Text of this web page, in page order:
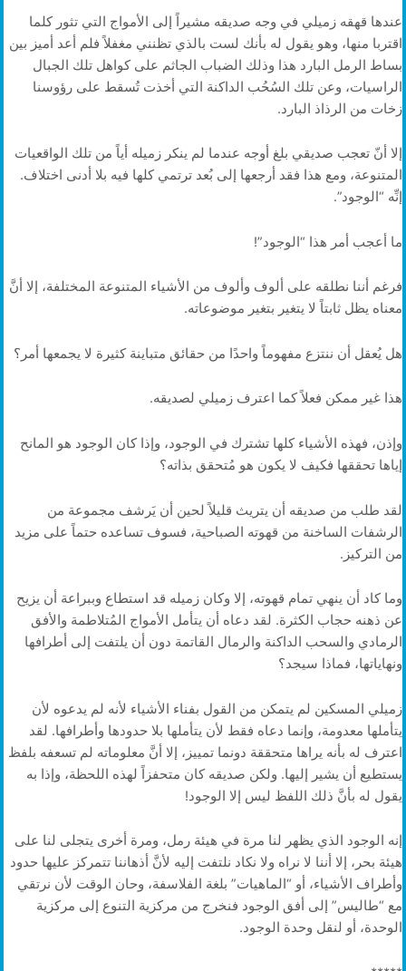
عندها قهقه زميلي في وجه صديقه مشيراً إلى الأمواج التي تثور كلما
اقتربا منها، وهو يقول له بأنك لست بالذي تظنني مغفلاً فلم أعد أميز بين
بساط الرمل البارد هذا وذلك الضباب الجاثم على كواهل تلك الجبال
الراسيات، وعن تلك السُحُب الداكنة التي أخذت تُسقط على رؤوسنا
زخات من الرذاذ البارد.
إلا أنّ تعجب صديقي بلغ أوجه عندما لم ينكر زميله أياً من تلك الواقعيات
المتنوعة، ومع هذا فقد أرجعها إلى بُعد ترتمي كلها فيه بلا أدنى اختلاف.
إنِّه “الوجود”.
ما أعجب أمر هذا “الوجود”!
فرغم أننا نطلقه على ألوف وألوف من الأشياء المتنوعة المختلفة، إلا أنَّ
معناه يظل ثابتاً لا يتغير بتغير موضوعاته.
هل يُعقل أن ننتزع مفهوماً واحدًا من حقائق متباينة كثيرة لا يجمعها أمر؟
هذا غير ممكن فعلاً كما اعترف زميلي لصديقه.
وإذن، فهذه الأشياء كلها تشترك في الوجود، وإذا كان الوجود هو المانح
إياها تحققها فكيف لا يكون هو مُتحقق بذاته؟
لقد طلب من صديقه أن يتريث قليلاً لحين أن يَرشف مجموعة من
الرشفات الساخنة من قهوته الصباحية، فسوف تساعده حتماً على مزيد
من التركيز.
وما كاد أن ينهي تمام قهوته، إلا وكان زميله قد استطاع وببراعة أن يزيح
عن ذهنه حجاب الكثرة. لقد دعاه أن يتأمل الأمواج المُتلاطمة والأفق
الرمادي والسحب الداكنة والرمال القاتمة دون أن يلتفت إلى أطرافها
ونهاياتها، فماذا سيجد؟
زميلي المسكين لم يتمكن من القول بفناء الأشياء لأنه لم يدعوه لأن
يتأملها معدومة، وإنما دعاه فقط لأن يتأملها بلا حدودها وأطرافها. لقد
اعترف له بأنه يراها متحققة دونما تمييز، إلا أنَّ معلوماته لم تسعفه بلفظ
يستطيع أن يشير إليها. ولكن صديقه كان متحفزاً لهذه اللحظة، وإذا به
يقول له بأنَّ ذلك اللفظ ليس إلا الوجود!
إنه الوجود الذي يظهر لنا مرة في هيئة رمل، ومرة أخرى يتجلى لنا على
هيئة بحر، إلا أننا لا نراه ولا نكاد نلتفت إليه لأنَّ أذهاننا تتمركز عليها حدود
وأطراف الأشياء، أو “الماهيات” بلغة الفلاسفة، وحان الوقت لأن نرتقي
مع “طاليس” إلى أفق الوجود فنخرج من مركزية التنوع إلى مركزية
الوحدة، أو لنقل وحدة الوجود.